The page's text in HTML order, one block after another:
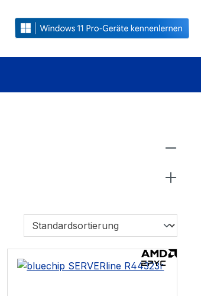
Warenkorb enthält 0 Positionen. Der